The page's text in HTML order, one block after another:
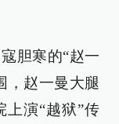
胆寒的“赵一
，赵一曼大腿
上演“越狱”传